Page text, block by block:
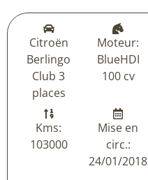
Citroën
Berlingo
Club 3
places
Moteur:
BlueHDI
100 cv
Kms:
103000
Mise en
circ.:
24/01/2018